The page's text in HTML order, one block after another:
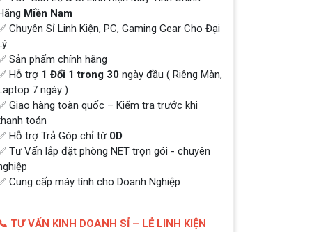
Miền Nam
Chuyên Sỉ Linh Kiện, PC, Gaming Gear Cho Đại
Sản phẩm chính hãng
Hỗ trợ 1 Đổi 1 trong 30 ngày đầu ( Riêng Màn,
7 ngày )
Giao hàng toàn quốc – Kiểm tra trước khi
toán
Hỗ trợ Trả Góp chỉ từ 0D
Tư Vấn lắp đặt phòng NET trọn gói - chuyên
Cung cấp máy tính cho Doanh Nghiệp
TƯ VẤN KINH DOANH SỈ – LẺ LINH KIỆN
QUÀ TẶNG TƯNG BỪNG -
CHÀO MỪNG NĂM MỚI